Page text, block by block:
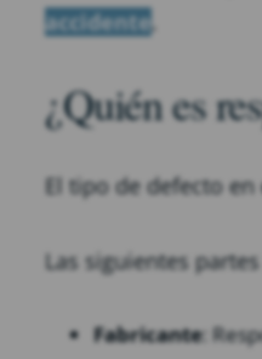
accidente
¿Quién es
El tipo de defecto
Las siguientes
Fabricante: